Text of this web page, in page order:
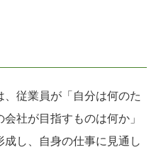
従業員が「自分は何のた
社が目指すものは何か」
し、自身の仕事に見通し